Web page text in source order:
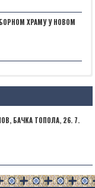
ХРАМУ У НОВОМ
БАЧКА ТОПОЛА, 26. 7.